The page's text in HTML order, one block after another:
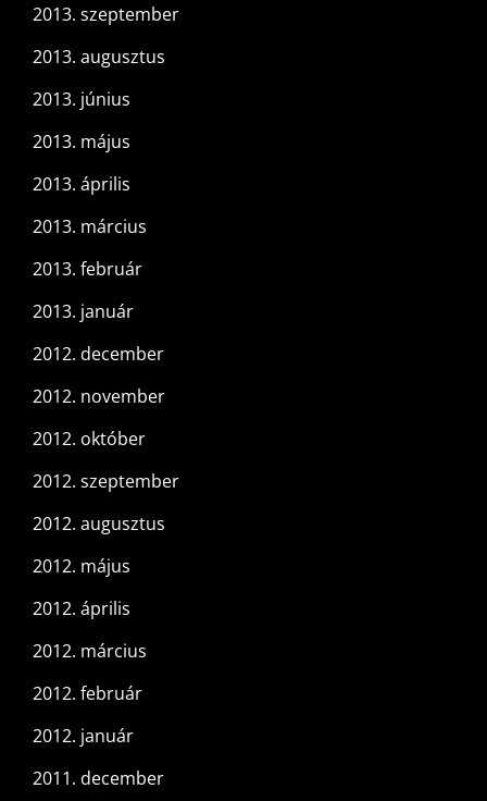
2013. szeptember
2013. augusztus
2013. június
2013. május
2013. április
2013. március
2013. február
2013. január
2012. december
2012. november
2012. október
2012. szeptember
2012. augusztus
2012. május
2012. április
2012. március
2012. február
2012. január
2011. december